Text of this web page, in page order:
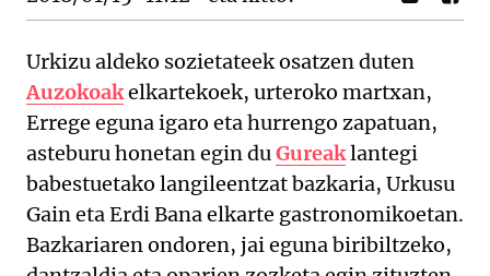
Urkizu aldeko sozietateek osatzen duten
Auzokoakelkartekoek, urteroko martxan,
Errege eguna igaro eta hurrengo zapatuan,
asteburu honetan egin duGureaklantegi
babestuetako langileentzat bazkaria, Urkusu
Gain eta Erdi Bana elkarte gastronomikoetan.
Bazkariaren ondoren, jai eguna biribiltzeko,